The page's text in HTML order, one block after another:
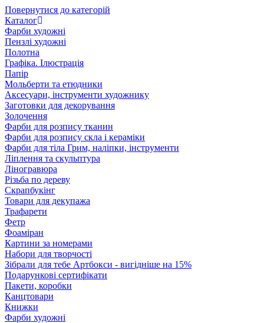
Повернутися до категорій
Каталог
Фарби художні
Пензлі художні
Полотна
Графіка. Ілюстрація
Папір
Мольберти та етюдники
Аксесуари, інструменти художнику
Заготовки для декорування
Золочення
Фарби для розпису тканин
Фарби для розпису скла і кераміки
Фарби для тіла Грим, наліпки, інструменти
Ліплення та скульптура
Ліногравюра
Різьба по дереву
Скрапбукінг
Товари для декупажа
Трафарети
Фетр
Фоаміран
Картини за номерами
Набори для творчості
Зібрали для тебе Артбокси - вигідніше на 15%
Подарункові сертифікати
Пакети, коробки
Канцтовари
Книжки
Фарби художні